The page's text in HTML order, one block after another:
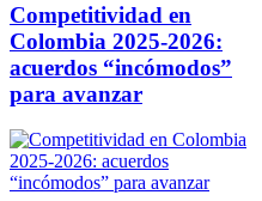
Competitividad en
Colombia 2025-2026:
acuerdos “incómodos”
para avanzar